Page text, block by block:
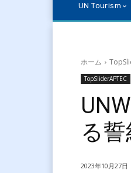
UN Tourism
ホーム
TopSliderAPTEC
る
2023年10月27日